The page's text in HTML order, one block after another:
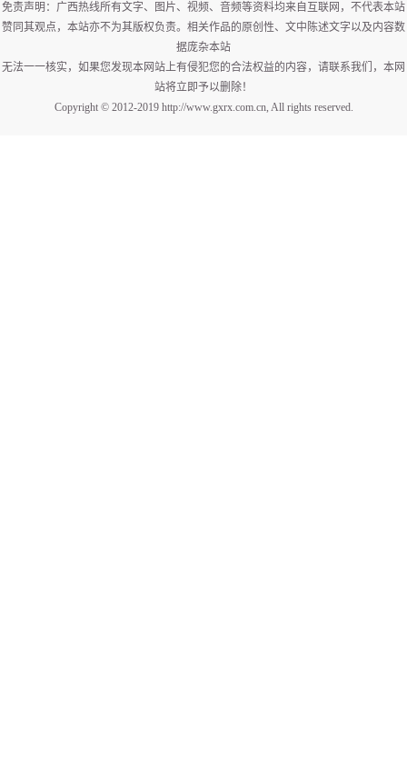
免责声明：广西热线所有文字、图片、视频、音频等资料均来自互联网，不代表本站
赞同其观点，本站亦不为其版权负责。相关作品的原创性、文中陈述文字以及内容数
据庞杂本站
无法一一核实，如果您发现本网站上有侵犯您的合法权益的内容，请联系我们，本网
站将立即予以删除！
Copyright © 2012-2019 http://www.gxrx.com.cn, All rights reserved.